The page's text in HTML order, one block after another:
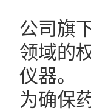
公司旗
领域的
仪器。
为确保